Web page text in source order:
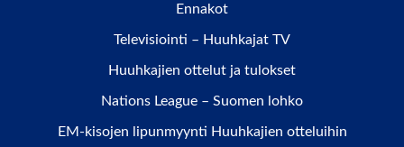
Ennakot
Televisiointi – Huuhkajat TV
Huuhkajien ottelut ja tulokset
Nations League – Suomen lohko
EM-kisojen lipunmyynti Huuhkajien otteluihin